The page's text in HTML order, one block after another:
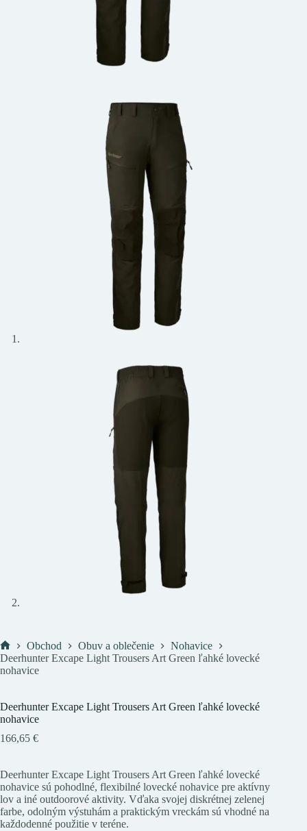
Domov
Obchod Obuv a oblečenie
Nohavice
Deerhunter Excape Light Trousers Art Green ľahké lovecké
nohavice
Deerhunter Excape Light Trousers Art Green ľahké lovecké
nohavice
166,65 €
Deerhunter Excape Light Trousers Art Green ľahké lovecké
nohavice sú pohodlné, flexibilné lovecké nohavice pre aktívny
lov a iné outdoorové aktivity. Vďaka svojej diskrétnej zelenej
farbe, odolným výstuhám a praktickým vreckám sú vhodné na
každodenné použitie v teréne.